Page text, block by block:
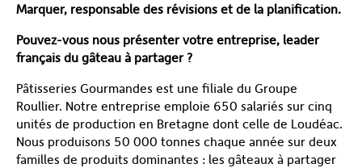
Marquer, responsable des révisions et de la planification.
Pouvez-vous nous présenter votre entreprise, leader
français du gâteau à partager ?
Pâtisseries Gourmandes est une filiale du Groupe
Roullier. Notre entreprise emploie 650 salariés sur cinq
unités de production en Bretagne dont celle de Loudéac.
Nous produisons 50 000 tonnes chaque année sur deux
familles de produits dominantes : les gâteaux à partager